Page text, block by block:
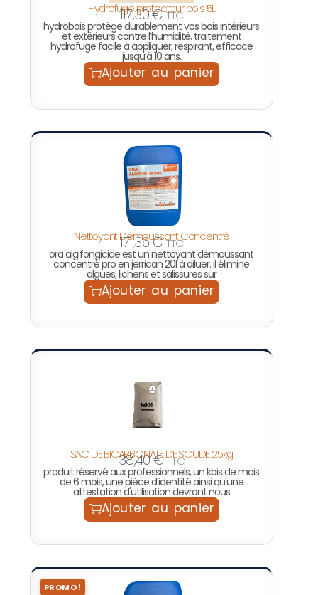
Hydrofuge protecteur bois 5L
117,30€ TTC
hydrobois protège durablement vos bois intérieurs
et extérieurs contre l’humidité. traitement
hydrofuge facile à appliquer, respirant, efficace
jusqu’à 10 ans.
Ajouter au panier
Nettoyant Démoussant Concentré
171,36€ TTC
ora algifongicide est un nettoyant démoussant
concentré pro en jerrican 20l à diluer. il élimine
algues, lichens et salissures sur
Ajouter au panier
SAC DE BICARBONATE DE SOUDE 25kg
38,40€ TTC
produit réservé aux professionnels, un kbis de mois
de 6 mois, une pièce d'identité ainsi qu'une
attestation d'utilisation devront nous
Ajouter au panier
PROMO !